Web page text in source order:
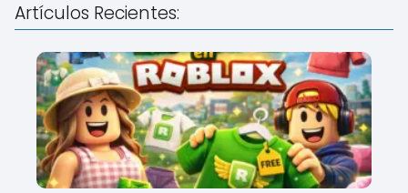
Artículos Recientes: